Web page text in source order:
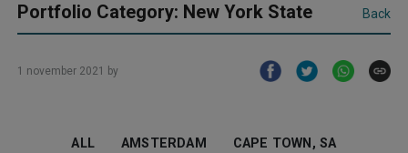
Portfolio Category: New York State Back
1 november 2021 by
ALL AMSTERDAM CAPE TOWN, SA